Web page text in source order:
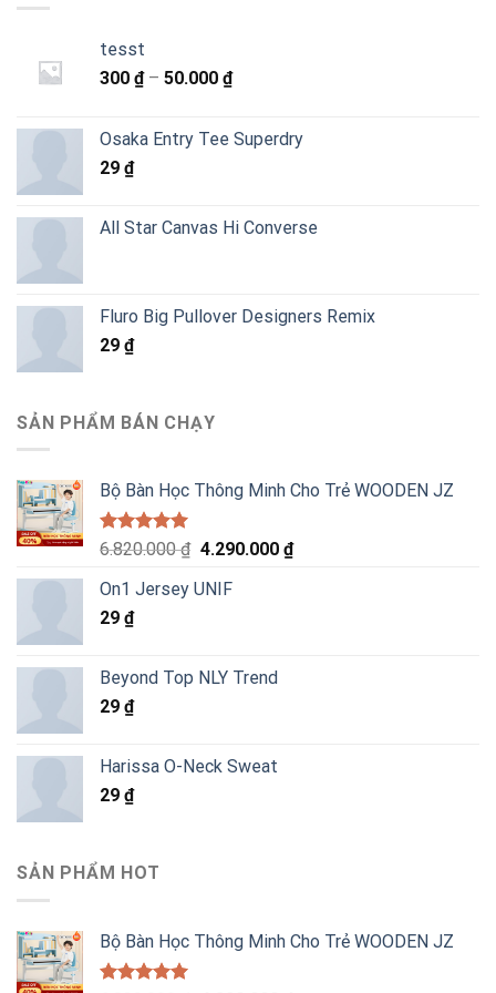
tesst
300 ₫ – 50.000 ₫Khoảng
300 ₫
Osaka Entry Tee Superdry
29 ₫
All Star Canvas Hi Converse
Fluro Big Pullover Designers Remix
29 ₫
SẢN PHẨM BÁN CHẠY
Bộ Bàn Học Thông Minh Cho Trẻ WOODEN JZ
Được xếp
5 sao
6.820.000₫ Giá
là:
4.290.000 ₫Giá
On1 Jersey UNIF
29 ₫
Beyond Top NLY Trend
29 ₫
Harissa O-Neck Sweat
29 ₫
SẢN PHẨM HOT
Bộ Bàn Học Thông Minh Cho Trẻ WOODEN JZ